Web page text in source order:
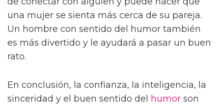
una mujer se sienta más cerca de su pareja.
Un hombre con sentido del humor también
es más divertido y le ayudará a pasar un buen
rato.
En conclusión, la confianza, la inteligencia, la
sinceridad y el buen sentido del
humor son